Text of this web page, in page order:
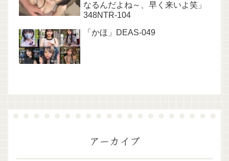
なるんだよね～、早く来いよ笑」
348NTR-104
「かほ」DEAS-049
アーカイブ